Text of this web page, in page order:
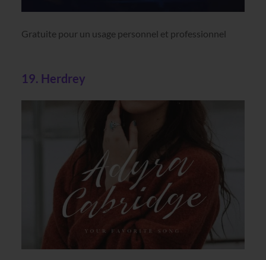
Gratuite pour un usage personnel et professionnel
19. Herdrey